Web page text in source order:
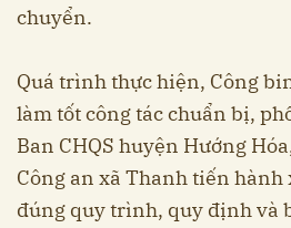
chuyển.
Quá trình thực hiện, Công
làm tốt công tác chuẩn bị,
Ban CHQS huyện Hướng
Công an xã Thanh tiến
đúng quy trình, quy định và